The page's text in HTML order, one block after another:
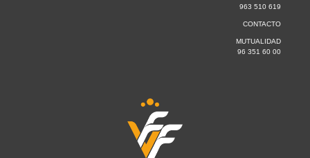
963 510 619
CONTACTO
MUTUALIDAD
96 351 60 00